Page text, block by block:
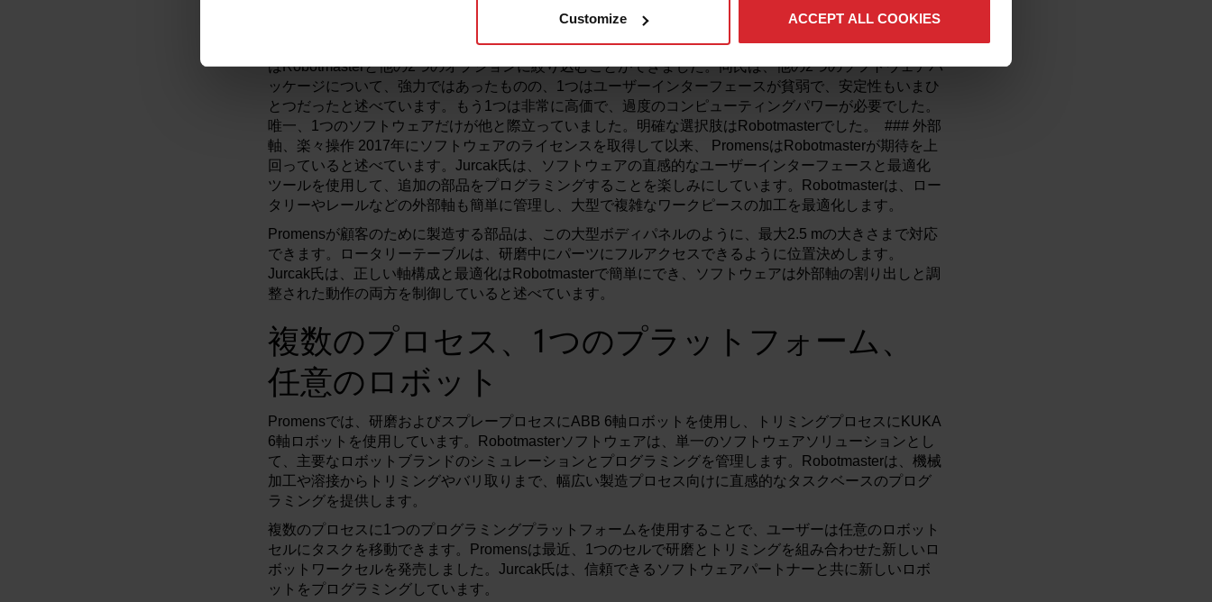
Customize ACCEPT ALL COOKIES
は優れています。私がテストした他のソフトウェアのうち、Robotmasterにほぼ匹敵するのはわずか2つ
だけでした。」 6つの異なるソフトウェアパッケージを徹底的にテストし、性能を評価した後、Jurcak氏
はRobotmasterと他の2つのオプションに絞り込むことができました。同氏は、他の2つのソフトウェアパ
ッケージについて、強力ではあったものの、1つはユーザーインターフェースが貧弱で、安定性もいまひ
とつだったと述べています。もう1つは非常に高価で、過度のコンピューティングパワーが必要でした。
唯一、1つのソフトウェアだけが他と際立っていました。明確な選択肢はRobotmasterでした。 ### 外部
軸、楽々操作 2017年にソフトウェアのライセンスを取得して以来、 PromensはRobotmasterが期待を上
回っていると述べています。Jurcak氏は、ソフトウェアの直感的なユーザーインターフェースと最適化
ツールを使用して、追加の部品をプログラミングすることを楽しみにしています。Robotmasterは、ロー
タリーやレールなどの外部軸も簡単に管理し、大型で複雑なワークピースの加工を最適化します。
Promensが顧客のために製造する部品は、この大型ボディパネルのように、最大2.5 mの大きさまで対応
できます。ロータリーテーブルは、研磨中にパーツにフルアクセスできるように位置決めします。
Jurcak氏は、正しい軸構成と最適化はRobotmasterで簡単にでき、ソフトウェアは外部軸の割り出しと調
整された動作の両方を制御していると述べています。
複数のプロセス、1つのプラットフォーム、
任意のロボット
Promensでは、研磨およびスプレープロセスにABB 6軸ロボットを使用し、トリミングプロセスにKUKA
6軸ロボットを使用しています。Robotmasterソフトウェアは、単一のソフトウェアソリューションとし
て、主要なロボットブランドのシミュレーションとプログラミングを管理します。Robotmasterは、機械
加工や溶接からトリミングやバリ取りまで、幅広い製造プロセス向けに直感的なタスクベースのプログ
ラミングを提供します。
複数のプロセスに1つのプログラミングプラットフォームを使用することで、ユーザーは任意のロボット
セルにタスクを移動できます。Promensは最近、1つのセルで研磨とトリミングを組み合わせた新しいロ
ボットワークセルを発売しました。Jurcak氏は、信頼できるソフトウェアパートナーと共に新しいロボ
ットをプログラミングしています。